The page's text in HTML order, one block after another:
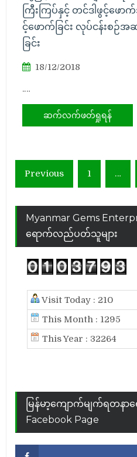
ကြီးကြပ်နှင့် တင်ဒါဖွင့်ဖော
င့်ဖောက်ခြင်း လုပ်ငန်းစဉ်
ခြင်း
18/12/2018
.…
ဆက်လက်ဖတ်ရှုရန်
Posts
pagination
Previous 1 …
Myanmar Gems
ရောက်လည်ပတ်သူများ
Visit Today : 210
This Month : 1295
This Year : 32264
မြန်မာ့ကျောက်မျက်ရတနာ
Facebook Page